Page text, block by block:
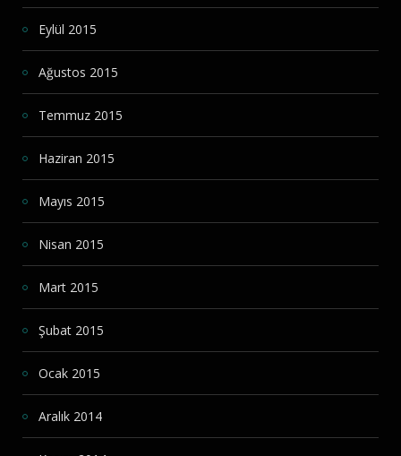
Eylül 2015
Ağustos 2015
Temmuz 2015
Haziran 2015
Mayıs 2015
Nisan 2015
Mart 2015
Şubat 2015
Ocak 2015
Aralık 2014